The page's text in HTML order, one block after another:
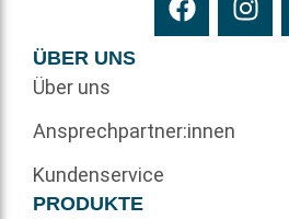
ÜBER UNS
Über uns
Ansprechpartner:innen
Kundenservice
PRODUKTE